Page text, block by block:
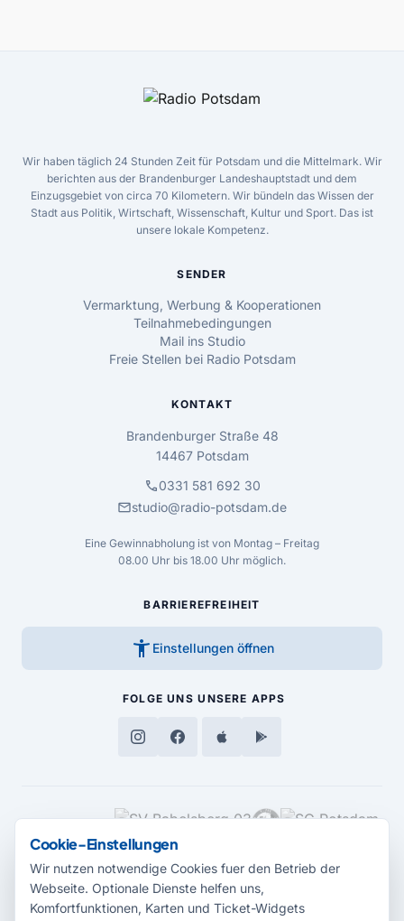
Wir haben täglich 24 Stunden Zeit für Potsdam und die Mittelmark. Wir
berichten aus der Brandenburger Landeshauptstadt und dem
Einzugsgebiet von circa 70 Kilometern. Wir bündeln das Wissen der
Stadt aus Politik, Wirtschaft, Wissenschaft, Kultur und Sport. Das ist
unsere lokale Kompetenz.
SENDER
Vermarktung, Werbung & Kooperationen
Teilnahmebedingungen
Mail ins Studio
Freie Stellen bei Radio Potsdam
KONTAKT
Brandenburger Straße 48
14467 Potsdam
call0331 581 692 30
mailstudio@radio-potsdam.de
Eine Gewinnabholung ist von Montag – Freitag
08.00 Uhr bis 18.00 Uhr möglich.
BARRIEREFREIHEIT
accessibility_new Einstellungen öffnen
FOLGE UNS UNSERE APPS
MEDIENPARTNER
Cookie-Einstellungen
Wir nutzen notwendige Cookies fuer den Betrieb der
Webseite. Optionale Dienste helfen uns,
Komfortfunktionen, Karten und Ticket-Widgets